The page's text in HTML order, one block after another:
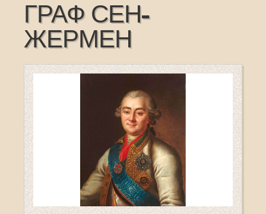
ГРАФ СЕН-
ЖЕРМЕН